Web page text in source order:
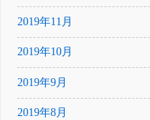
2019年11月
2019年10月
2019年9月
2019年8月